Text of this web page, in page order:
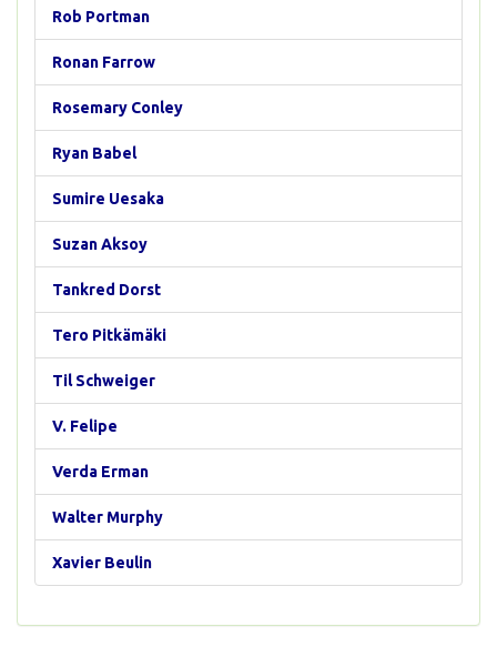
Rob Portman
Ronan Farrow
Rosemary Conley
Ryan Babel
Sumire Uesaka
Suzan Aksoy
Tankred Dorst
Tero Pitkämäki
Til Schweiger
V. Felipe
Verda Erman
Walter Murphy
Xavier Beulin